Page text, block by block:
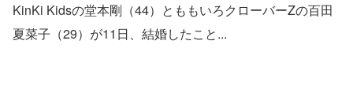
KinKi Kidsの堂本剛（44）とももいろクローバーZの百田
夏菜子（29）が11日、結婚したこと...